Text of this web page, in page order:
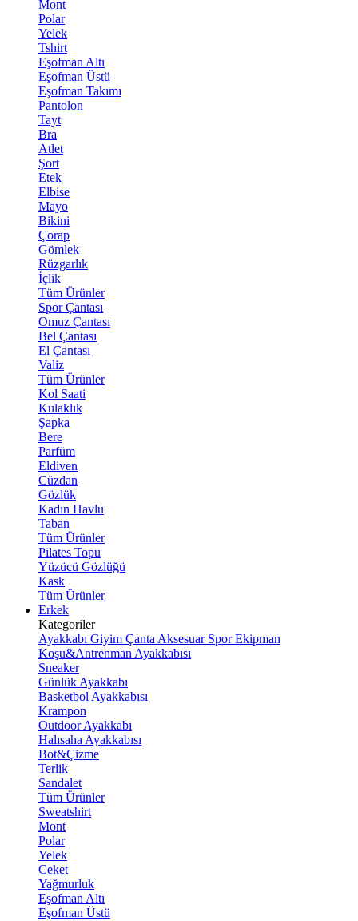
Mont
Polar
Yelek
Tshirt
Eşofman Altı
Eşofman Üstü
Eşofman Takımı
Pantolon
Tayt
Bra
Atlet
Şort
Etek
Elbise
Mayo
Bikini
Çorap
Gömlek
Rüzgarlık
İçlik
Tüm Ürünler
Spor Çantası
Omuz Çantası
Bel Çantası
El Çantası
Valiz
Tüm Ürünler
Kol Saati
Kulaklık
Şapka
Bere
Parfüm
Eldiven
Cüzdan
Gözlük
Kadın Havlu
Taban
Tüm Ürünler
Pilates Topu
Yüzücü Gözlüğü
Kask
Tüm Ürünler
Erkek
Kategoriler
Ayakkabı Giyim Çanta Aksesuar Spor Ekipman
Koşu&Antrenman Ayakkabısı
Sneaker
Günlük Ayakkabı
Basketbol Ayakkabısı
Krampon
Outdoor Ayakkabı
Halısaha Ayakkabısı
Bot&Çizme
Terlik
Sandalet
Tüm Ürünler
Sweatshirt
Mont
Polar
Yelek
Ceket
Yağmurluk
Eşofman Altı
Eşofman Üstü